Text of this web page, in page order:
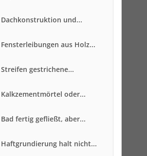
Dachkonstruktion und...
Fensterleibungen aus Holz...
Streifen gestrichene...
Kalkzementmörtel oder...
Bad fertig gefließt, aber...
Haftgrundierung halt nicht...